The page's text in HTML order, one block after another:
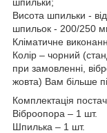
Висота шпильки -
шпильок - 200/250
Кліматичне
Колір – чорний
при замовленні,
жовта) Вам більше
Комплектація
Віброопора – 1 шт.
Шпилька – 1 шт.